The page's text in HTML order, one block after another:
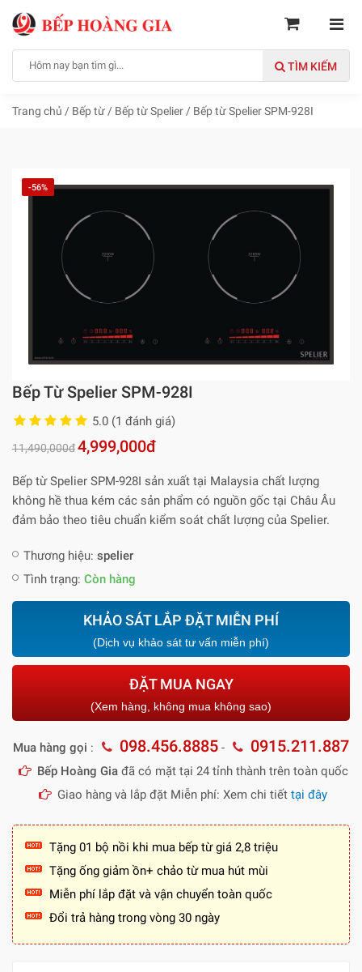
TÌM KIẾM
Trang chủ / Bếp từ / Bếp từ Spelier / Bếp từ Spelier SPM-928I
-56%
Bếp Từ Spelier SPM-928I
5.0 (1 đánh giá)
11,490,000đ4,999,000đ
Bếp từ Spelier SPM-928I sản xuất tại Malaysia chất lượng
không hề thua kém các sản phẩm có nguồn gốc tại Châu Âu
đảm bảo theo tiêu chuẩn kiểm soát chất lượng của Spelier.
Thương hiệu: spelier
Tình trạng: Còn hàng
KHẢO SÁT LẮP ĐẶT MIỄN PHÍ
(Dịch vụ khảo sát tư vấn miễn phí)
ĐẶT MUA NGAY
(Xem hàng, không mua không sao)
Mua hàng gọi : 098.456.8885 - 0915.211.887
Bếp Hoàng Giađã có mặt tại 24 tỉnh thành trên toàn quốc
Giao hàng và lắp đặt Miễn phí: Xem chi tiết tại đây
Tặng 01 bộ nồi khi mua bếp từ giá 2,8 triệu
Tặng ống giảm ồn+ chảo từ mua hút mùi
Miễn phí lắp đặt và vận chuyển toàn quốc
Đổi trả hàng trong vòng 30 ngày